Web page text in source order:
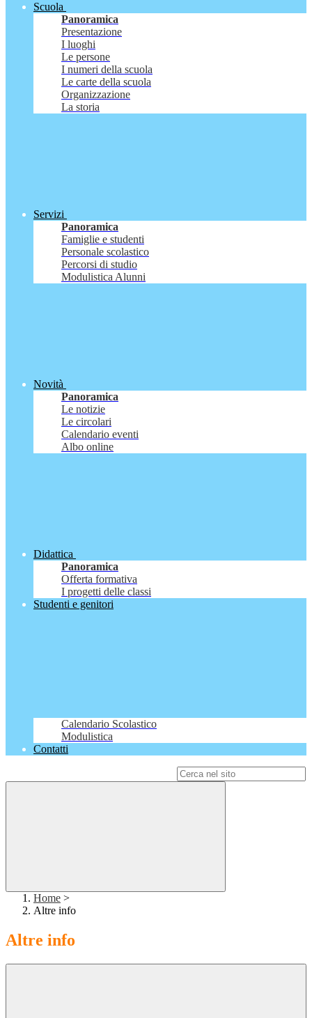
Scuola
Panoramica
Presentazione
I luoghi
Le persone
I numeri della scuola
Le carte della scuola
Organizzazione
La storia
Servizi
Panoramica
Famiglie e studenti
Personale scolastico
Percorsi di studio
Modulistica Alunni
Novità
Panoramica
Le notizie
Le circolari
Calendario eventi
Albo online
Didattica
Panoramica
Offerta formativa
I progetti delle classi
Studenti e genitori
Calendario Scolastico
Modulistica
Contatti
Home >
Altre info
Altre info